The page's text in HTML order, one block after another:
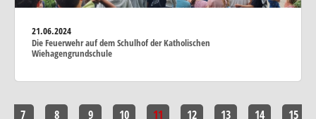
21.06.2024
Die Feuerwehr auf dem Schulhof der Katholischen
Wiehagengrundschule
7 8 9 10 11 12 13 14 15